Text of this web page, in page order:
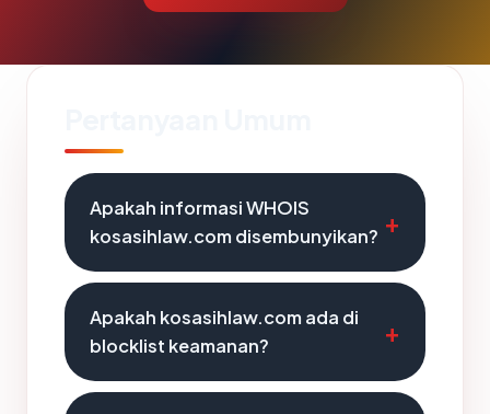
Apakah informasi WHOIS
kosasihlaw.com disembunyikan?
Apakah kosasihlaw.com ada di
blocklist keamanan?